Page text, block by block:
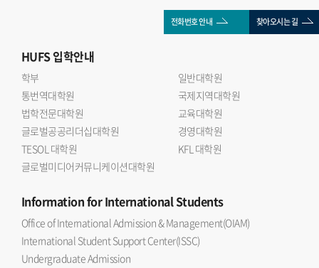
전화번호 안내 찾아오시는 길
HUFS입학안내
학부
일반대학원
통번역대학원
국제지역대학원
법학전문대학원
교육대학원
글로벌공공리더십대학원
경영대학원
TESOL 대학원
KFL 대학원
글로벌미디어커뮤니케이션대학원
Informationfor International Students
Office of International Admission & Management(OIAM)
International Student Support Center(ISSC)
Undergraduate Admission